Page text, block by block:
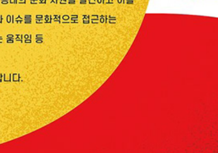
2022
[N개의 서울] 강서구 주관 기관, 총괄 PM (2021)